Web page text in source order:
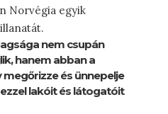
Norvégia egyik
nem csupán
hanem abban a
és ünnepelje
lakóit és látogatóit